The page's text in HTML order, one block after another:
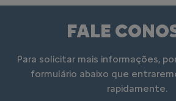
FALE
Para solicitar mais informações,
formulário abaixo que
rapidamente.